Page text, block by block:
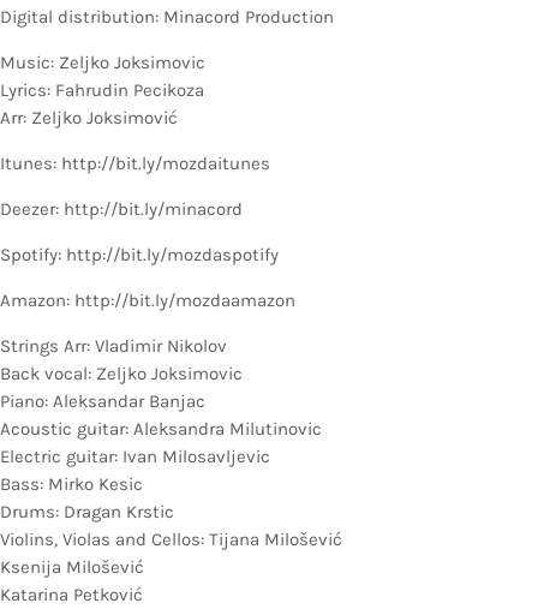
Digital distribution: Minacord Production
Music: Zeljko Joksimovic
Lyrics: Fahrudin Pecikoza
Arr: Zeljko Joksimović
Itunes: http://bit.ly/mozdaitunes
Deezer: http://bit.ly/minacord
Spotify: http://bit.ly/mozdaspotify
Amazon: http://bit.ly/mozdaamazon
Strings Arr: Vladimir Nikolov
Back vocal: Zeljko Joksimovic
Piano: Aleksandar Banjac
Acoustic guitar: Aleksandra Milutinovic
Electric guitar: Ivan Milosavljevic
Bass: Mirko Kesic
Drums: Dragan Krstic
Violins, Violas and Cellos: Tijana Milošević
Ksenija Milošević
Katarina Petković